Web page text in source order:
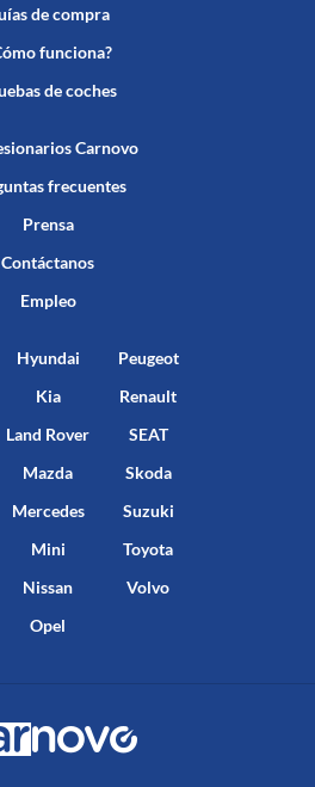
de compra
funciona?
de coches
Carnovo
frecuentes
Prensa
Contáctanos
Empleo
Hyundai
Kia
Land Rover
Mazda
Mercedes
Mini
Nissan
Opel
Peugeot
Renault
SEAT
Skoda
Suzuki
Toyota
Volvo